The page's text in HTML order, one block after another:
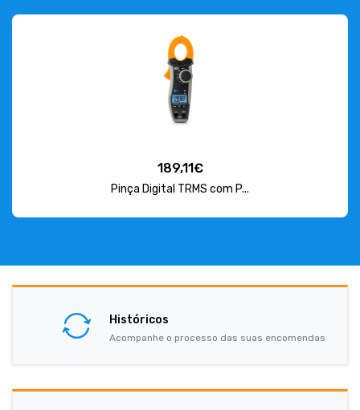
189,11€
Pinça Digital TRMS com P...
Históricos
Acompanhe o processo das suas encomendas